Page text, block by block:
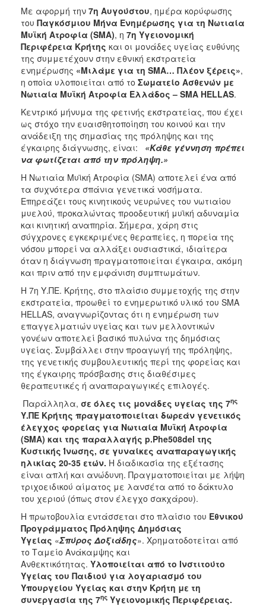
Με αφορμή την 7η Αυγούστου, ημέρα κορύφωσης
του Παγκόσμιου Μήνα Ενημέρωσης για τη Νωτιαία
Μυϊκή Ατροφία (SMA), η 7η Υγειονομική
Περιφέρεια Κρήτης και οι μονάδες υγείας ευθύνης
της συμμετέχουν στην εθνική εκστρατεία
ενημέρωσης «Μιλάμε για τη SMA… Πλέον ξέρεις»,
η οποία υλοποιείται από το Σωματείο Ασθενών με
Νωτιαία Μυϊκή Ατροφία Ελλάδος – SMA HELLAS.
Κεντρικό μήνυμα της φετινής εκστρατείας, που έχει
ως στόχο την ευαισθητοποίηση του κοινού και την
ανάδειξη της σημασίας της πρόληψης και της
έγκαιρης διάγνωσης, είναι: «Κάθε γέννηση πρέπει
να φωτίζεται από την πρόληψη.»
Η Νωτιαία Μυϊκή Ατροφία (SMA) αποτελεί ένα από
τα συχνότερα σπάνια γενετικά νοσήματα.
Επηρεάζει τους κινητικούς νευρώνες του νωτιαίου
μυελού, προκαλώντας προοδευτική μυϊκή αδυναμία
και κινητική αναπηρία. Σήμερα, χάρη στις
σύγχρονες εγκεκριμένες θεραπείες, η πορεία της
νόσου μπορεί να αλλάξει ουσιαστικά, ιδιαίτερα
όταν η διάγνωση πραγματοποιείται έγκαιρα, ακόμη
και πριν από την εμφάνιση συμπτωμάτων.
Η 7η Υ.ΠΕ. Κρήτης, στο πλαίσιο συμμετοχής της στην
εκστρατεία, προωθεί το ενημερωτικό υλικό του SMA
HELLAS, αναγνωρίζοντας ότι η ενημέρωση των
επαγγελματιών υγείας και των μελλοντικών
γονέων αποτελεί βασικό πυλώνα της δημόσιας
υγείας. Συμβάλλει στην προαγωγή της πρόληψης,
της γενετικής συμβουλευτικής περί της φορείας και
της έγκαιρης πρόσβασης στις διαθέσιμες
θεραπευτικές ή αναπαραγωγικές επιλογές.
Παράλληλα, σε όλες τις μονάδες υγείας της 7ης
Υ.ΠΕ Κρήτης πραγματοποιείται δωρεάν γενετικός
έλεγχος φορείας για Νωτιαία Μυϊκή Ατροφία
(SMA) και της παραλλαγής p.Phe508del της
Κυστικής Ίνωσης, σε γυναίκες αναπαραγωγικής
ηλικίας 20-35 ετών. Η διαδικασία της εξέτασης
είναι απλή και ανώδυνη. Πραγματοποιείται με λήψη
τριχοειδικού αίματος με λανσέτα από το δάκτυλο
του χεριού (όπως στον έλεγχο σακχάρου).
Η πρωτοβουλία εντάσσεται στο πλαίσιο του Εθνικού
Προγράμματος Πρόληψης Δημόσιας
Υγείας «Σπύρος Δοξιάδης». Χρηματοδοτείται από
το Ταμείο Ανάκαμψης και
Ανθεκτικότητας. Υλοποιείται από το Ινστιτούτο
Υγείας του Παιδιού για λογαριασμό του
Υπουργείου Υγείας και στην Κρήτη με τη
συνεργασία της 7ης Υγειονομικής Περιφέρειας.